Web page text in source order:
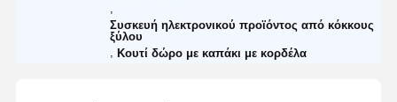
Συσκευή ηλεκτρονικού προϊόντος από κόκκους
ξύλου
,Κουτί δώρο με καπάκι με κορδέλα